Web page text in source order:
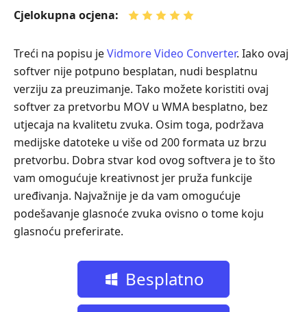
Cjelokupna ocjena:
Treći na popisu jeVidmore Video Converter. Iako ovaj
softver nije potpuno besplatan, nudi besplatnu
verziju za preuzimanje. Tako možete koristiti ovaj
softver za pretvorbu MOV u WMA besplatno, bez
utjecaja na kvalitetu zvuka. Osim toga, podržava
medijske datoteke u više od 200 formata uz brzu
pretvorbu. Dobra stvar kod ovog softvera je to što
vam omogućuje kreativnost jer pruža funkcije
uređivanja. Najvažnije je da vam omogućuje
podešavanje glasnoće zvuka ovisno o tome koju
glasnoću preferirate.
Besplatno